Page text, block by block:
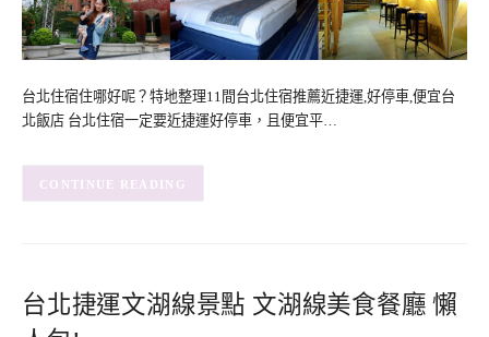
台北住宿住哪好呢？特地整理11間台北住宿推薦近捷運,好停車,便宜台
北飯店 台北住宿一定要近捷運好停車，且便宜平…
CONTINUE READING
台北捷運文湖線景點 文湖線美食餐廳 懶